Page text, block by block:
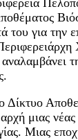
του για την
Δίκτυο
μιας
Μιας